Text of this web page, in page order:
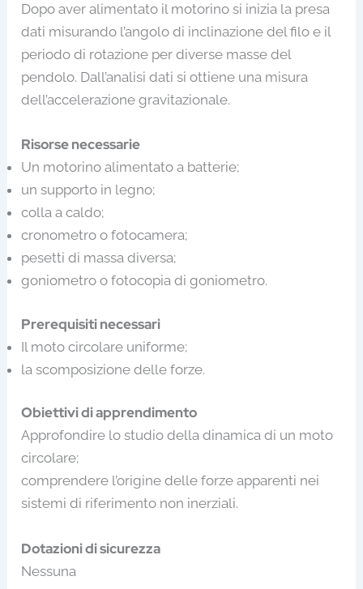
Dopo aver alimentato il motorino si inizia la presa
dati misurando l’angolo di inclinazione del filo e il
periodo di rotazione per diverse masse del
pendolo. Dall’analisi dati si ottiene una misura
dell’accelerazione gravitazionale.
Risorse necessarie
Un motorino alimentato a batterie;
un supporto in legno;
colla a caldo;
cronometro o fotocamera;
pesetti di massa diversa;
goniometro o fotocopia di goniometro.
Prerequisiti necessari
Il moto circolare uniforme;
la scomposizione delle forze.
Obiettivi di apprendimento
Approfondire lo studio della dinamica di un moto
circolare;
comprendere l’origine delle forze apparenti nei
sistemi di riferimento non inerziali.
Dotazioni di sicurezza
Nessuna